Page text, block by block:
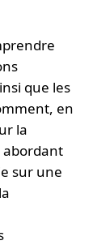
que les
en
la
abordant
sur une